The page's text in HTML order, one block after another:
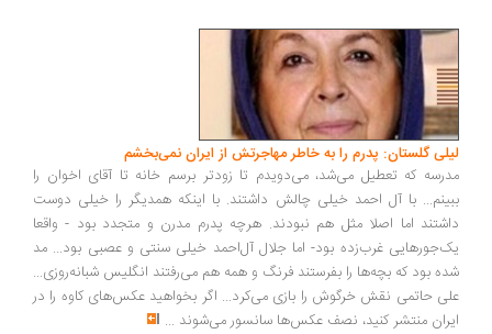
لیلی گلستان: پدرم را به خاطر مهاجرتش از ایران نمی‌بخشم
مدرسه که تعطیل می‌شد، می‌دویدم تا زودتر برسم خانه تا آقای اخوان را
ببینم... با آل احمد خیلی چالش داشتند. با اینکه همدیگر را خیلی دوست
داشتند اما اصلا مثل هم نبودند. هرچه پدرم مدرن و متجدد بود - واقعا
یک‌جورهایی غرب‌زده بود- اما جلال آل‌احمد خیلی سنتی و عصبی بود... مد
شده بود که بچه‌ها را بفرستند فرنگ و همه هم می‌رفتند انگلیس شبانه‌روزی...
علی حاتمی نقش خرگوش را بازی می‌کرد... اگر بخواهید عکس‌های کاوه را در
ایران منتشر کنید، نصف عکس‌ها سانسور می‌شوند ...